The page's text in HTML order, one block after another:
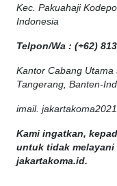
Kec. Pakuahaji
Indonesia
Telpon/Wa : (+62)
Kantor Cabang Utama
Tangerang, Banten-
imail.
Kami ingatkan,
untuk tidak melayani
jakartakoma.id.